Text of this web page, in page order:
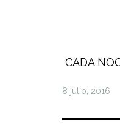
CADA
8 julio, 2016